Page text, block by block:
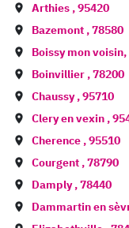
Arthies ,95420
Bazemont ,78580
Boissy mon voisin,
Boinvillier ,78200
Chaussy,95710
Clery en vexin ,
Cherence ,95510
Courgent ,78790
Damply,78440
Dammartin en